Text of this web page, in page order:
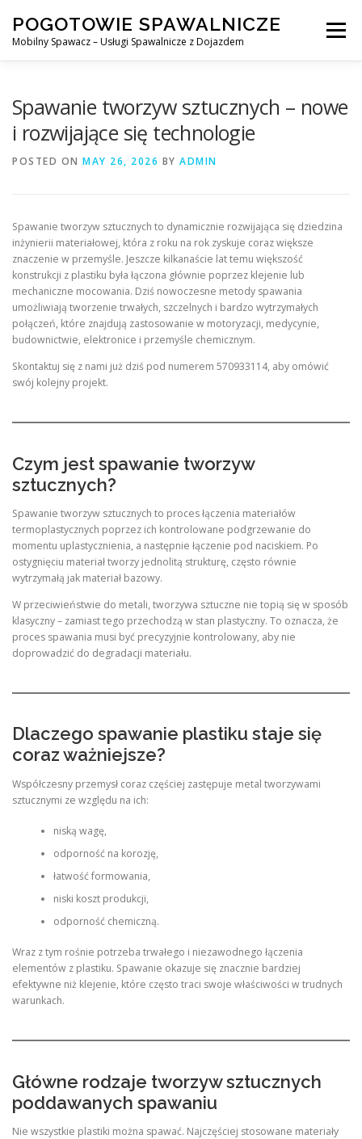
content
POGOTOWIE SPAWALNICZE
Mobilny Spawacz – Usługi Spawalnicze z Dojazdem
Menu
Spawanie tworzyw sztucznych – nowe
i rozwijające się technologie
POSTED ON MAY 26, 2026 BY ADMIN
Spawanie tworzyw sztucznych to dynamicznie rozwijająca się dziedzina
inżynierii materiałowej, która z roku na rok zyskuje coraz większe
znaczenie w przemyśle. Jeszcze kilkanaście lat temu większość
konstrukcji z plastiku była łączona głównie poprzez klejenie lub
mechaniczne mocowania. Dziś nowoczesne metody spawania
umożliwiają tworzenie trwałych, szczelnych i bardzo wytrzymałych
połączeń, które znajdują zastosowanie w motoryzacji, medycynie,
budownictwie, elektronice i przemyśle chemicznym.
Skontaktuj się z nami już dziś pod numerem 570933114, aby omówić
swój kolejny projekt.
Czym jest spawanie tworzyw
sztucznych?
Spawanie tworzyw sztucznych to proces łączenia materiałów
termoplastycznych poprzez ich kontrolowane podgrzewanie do
momentu uplastycznienia, a następnie łączenie pod naciskiem. Po
ostygnięciu materiał tworzy jednolitą strukturę, często równie
wytrzymałą jak materiał bazowy.
W przeciwieństwie do metali, tworzywa sztuczne nie topią się w sposób
klasyczny – zamiast tego przechodzą w stan plastyczny. To oznacza, że
proces spawania musi być precyzyjnie kontrolowany, aby nie
doprowadzić do degradacji materiału.
Dlaczego spawanie plastiku staje się
coraz ważniejsze?
Współczesny przemysł coraz częściej zastępuje metal tworzywami
sztucznymi ze względu na ich:
niską wagę,
odporność na korozję,
łatwość formowania,
niski koszt produkcji,
odporność chemiczną.
Wraz z tym rośnie potrzeba trwałego i niezawodnego łączenia
elementów z plastiku. Spawanie okazuje się znacznie bardziej
efektywne niż klejenie, które często traci swoje właściwości w trudnych
warunkach.
Główne rodzaje tworzyw sztucznych
poddawanych spawaniu
Nie wszystkie plastiki można spawać. Najczęściej stosowane materiały